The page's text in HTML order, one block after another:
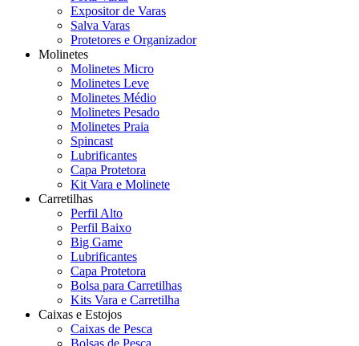
Expositor de Varas
Salva Varas
Protetores e Organizador
Molinetes
Molinetes Micro
Molinetes Leve
Molinetes Médio
Molinetes Pesado
Molinetes Praia
Spincast
Lubrificantes
Capa Protetora
Kit Vara e Molinete
Carretilhas
Perfil Alto
Perfil Baixo
Big Game
Lubrificantes
Capa Protetora
Bolsa para Carretilhas
Kits Vara e Carretilha
Caixas e Estojos
Caixas de Pesca
Bolsas de Pesca